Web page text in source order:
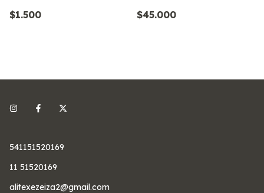
$1.500 $45.000
541151520169
11 51520169
alitexezeiza2@gmail.com